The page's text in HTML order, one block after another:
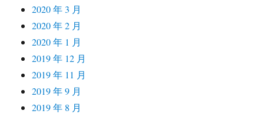
2020 年 3 月
2020 年 2 月
2020 年 1 月
2019 年 12 月
2019 年 11 月
2019 年 9 月
2019 年 8 月